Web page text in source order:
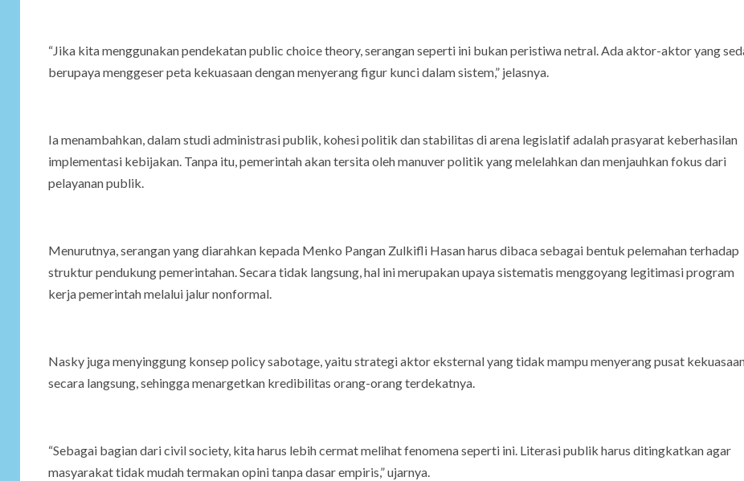
“Jika kita menggunakan pendekatan public choice theory, serangan seperti ini bukan peristiwa netral. Ada aktor-aktor yang
berupaya menggeser peta kekuasaan dengan menyerang figur kunci dalam sistem,” jelasnya.
Ia menambahkan, dalam studi administrasi publik, kohesi politik dan stabilitas di arena legislatif adalah prasyarat keberhasilan
implementasi kebijakan. Tanpa itu, pemerintah akan tersita oleh manuver politik yang melelahkan dan menjauhkan fokus dari
pelayanan publik.
Menurutnya, serangan yang diarahkan kepada Menko Pangan Zulkifli Hasan harus dibaca sebagai bentuk pelemahan terhadap
struktur pendukung pemerintahan. Secara tidak langsung, hal ini merupakan upaya sistematis menggoyang legitimasi program
kerja pemerintah melalui jalur nonformal.
Nasky juga menyinggung konsep policy sabotage, yaitu strategi aktor eksternal yang tidak mampu menyerang pusat
secara langsung, sehingga menargetkan kredibilitas orang-orang terdekatnya.
“Sebagai bagian dari civil society, kita harus lebih cermat melihat fenomena seperti ini. Literasi publik harus ditingkatkan agar
masyarakat tidak mudah termakan opini tanpa dasar empiris,” ujarnya.